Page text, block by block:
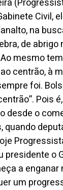
Civil,
na
de abrigo
mesmo
centrão, à
foi.
Pois
desde o
quando
presidente o
a enganar
um